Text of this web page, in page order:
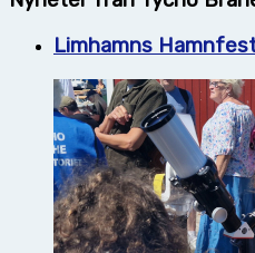
Limhamns